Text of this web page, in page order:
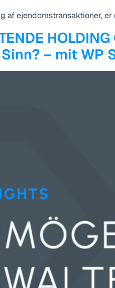
af ejendomstransaktioner,
– mit WP